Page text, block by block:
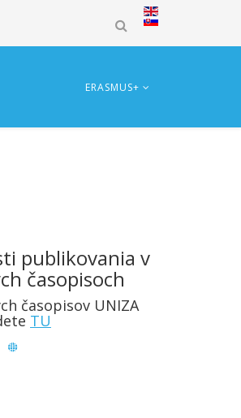
ERASMUS+
publikovania v
časopisoch
časopisov UNIZA
TU